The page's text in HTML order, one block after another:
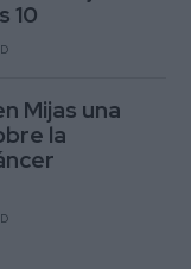
10
Mijas una
la